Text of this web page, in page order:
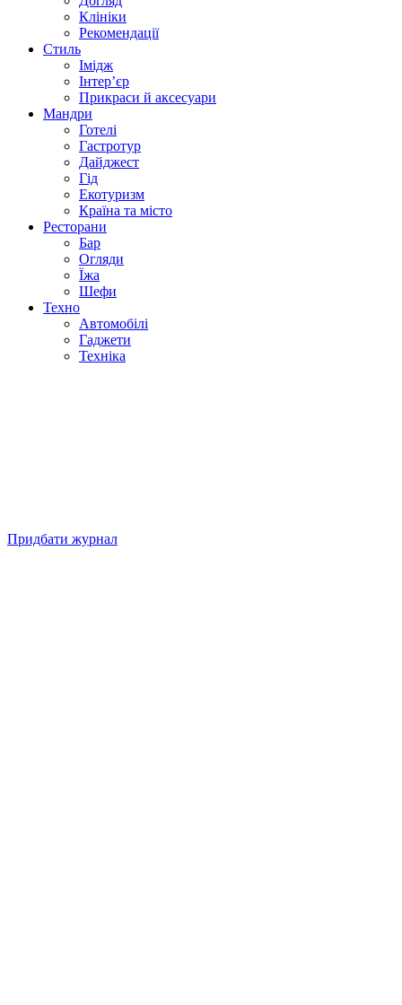
Клініки
Рекомендації
Стиль
Імідж
Інтер’єр
Прикраси й аксесуари
Мандри
Готелі
Гастротур
Дайджест
Гід
Екотуризм
Країна та місто
Ресторани
Бар
Огляди
Їжа
Шефи
Техно
Автомобілі
Гаджети
Техніка
Придбати журнал